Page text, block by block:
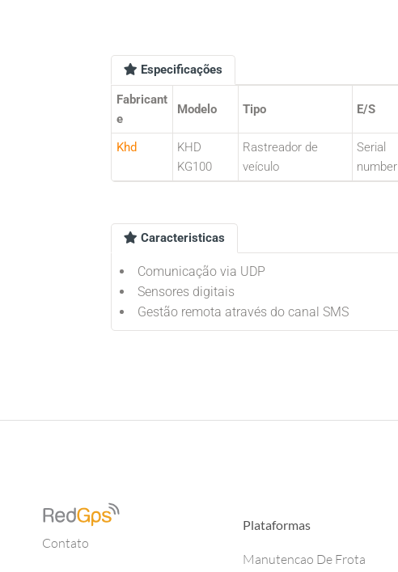
Especificações
Fabricant
e
Modelo Tipo E/S
Khd
KHD
KG100
Rastreador de
veículo
Serial
number
Caracteristicas
Comunicação via UDP
Sensores digitais
Gestão remota através do canal SMS
Contato
Plataformas
Manutencao De Frota